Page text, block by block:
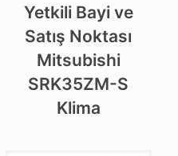
Yetkili Bayi ve
Satış Noktası
Mitsubishi
SRK35ZM-S
Klima